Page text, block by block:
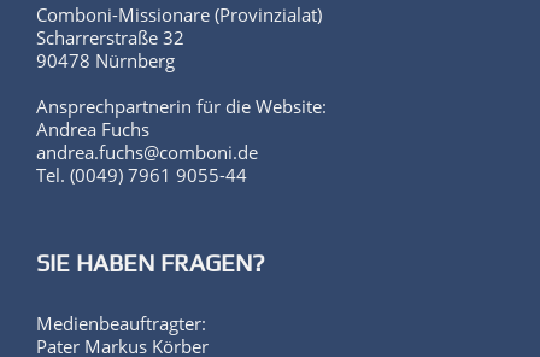
Comboni-Missionare (Provinzialat)
Scharrerstraße 32
90478 Nürnberg
Ansprechpartnerin für die Website:
Andrea Fuchs
andrea.fuchs@comboni.de
Tel. (0049) 7961 9055-44
SIE HABEN FRAGEN?
Medienbeauftragter:
Pater Markus Körber